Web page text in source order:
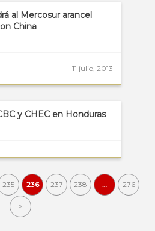
al Mercosur arancel
China
11 julio, 2013
y CHEC en Honduras
235 236 237 238 … 276
>